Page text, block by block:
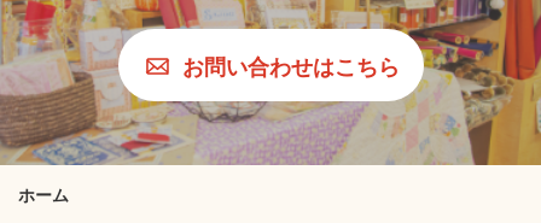
お問い合わせはこちら
ホーム